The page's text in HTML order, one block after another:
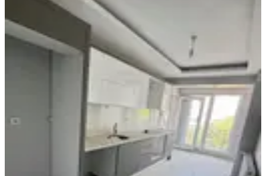
Kale Gayrimenkulden
Gaziosmanpaşa Mah Satılık 2+1
Daire
Bergama, Gaziosmanpaşa Mahallesi
4. Kat·06.08.2026
KALE YAPI GAYRİMENKUL Halil Gücüyeter